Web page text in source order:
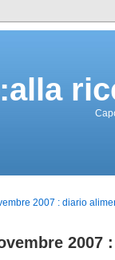
2007 : diario
2007